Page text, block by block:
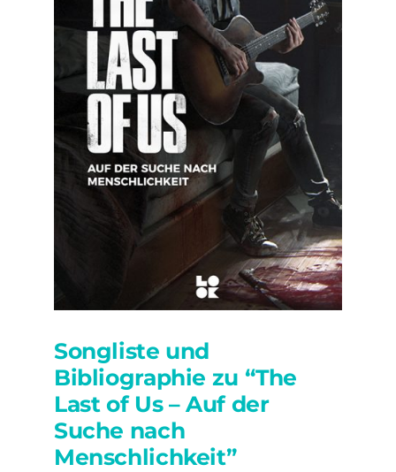
Songliste und
Bibliographie zu “The
Last of Us – Auf der
Suche nach
Menschlichkeit”